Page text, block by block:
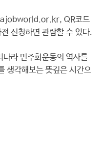
QR코드
신청하면 관람할 수 있다.
나라 민주화운동의 역사를
생각해보는 뜻깊은 시간으